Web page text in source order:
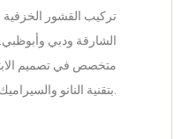
تركيب القشور
الشارقة ودبي وأبوظبي.
متخصص في تصميم
بتقنية النانو والسيراميك.